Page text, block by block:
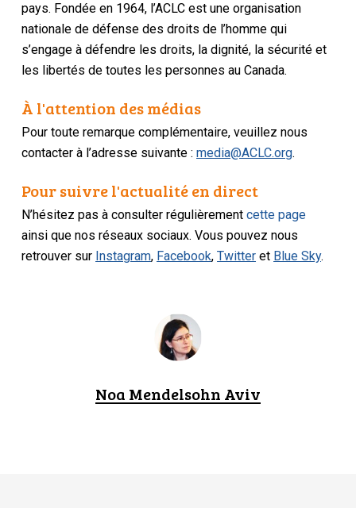
pays. Fondée en 1964, l’ACLC est une organisation
nationale de défense des droits de l’homme qui
s’engage à défendre les droits, la dignité, la sécurité et
les libertés de toutes les personnes au Canada.
À l'attention des médias
Pour toute remarque complémentaire, veuillez nous
contacter à l’adresse suivante :media@ACLC.org.
Pour suivre l'actualité en direct
N’hésitez pas à consulter régulièrementcette page
ainsi que nos réseaux sociaux. Vous pouvez nous
retrouver sur Instagram, Facebook,Twitter et Blue Sky.
Noa Mendelsohn Aviv